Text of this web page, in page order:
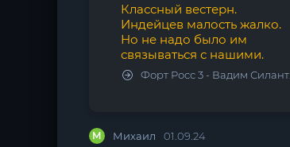
Классный вестерн.
Индейцев малость жалко.
Но не надо было им
связываться с нашими.
Форт Росс 3 - Вадим Силантьев
М Михаил 01.09.24